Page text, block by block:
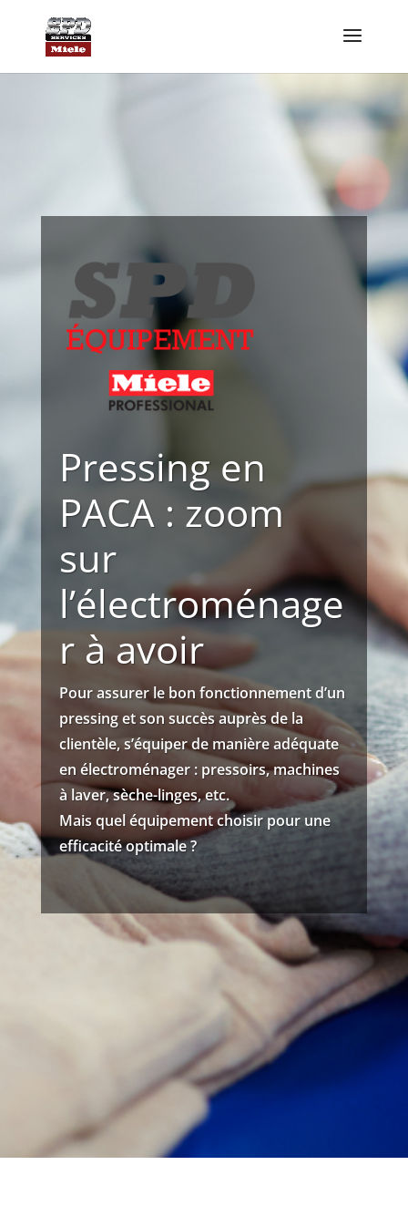
Pressing en
PACA : zoom
sur
l’électroménage
r à avoir
Pour assurer le bon fonctionnement d’un
pressing et son succès auprès de la
clientèle, s’équiper de manière adéquate
en électroménager : pressoirs, machines
à laver, sèche-linges, etc.
Mais quel équipement choisir pour une
efficacité optimale ?